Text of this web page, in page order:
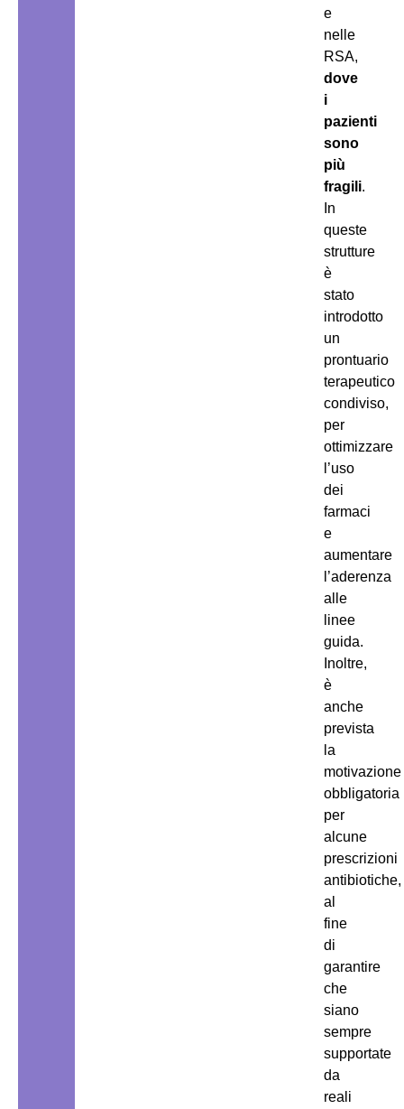
e
nelle
RSA,
dove
i
pazienti
sono
più
fragili.
In
queste
strutture
è
stato
introdotto
un
prontuario
terapeutico
condiviso,
per
ottimizzare
l’uso
dei
farmaci
e
aumentare
l’aderenza
alle
linee
guida.
Inoltre,
è
anche
prevista
la
motivazione
obbligatoria
per
alcune
prescrizioni
antibiotiche,
al
fine
di
garantire
che
siano
sempre
supportate
da
reali